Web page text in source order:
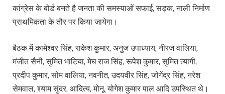
कांग्रेस के बोर्ड बनते है जनता की समस्याओं सफाई, सड़क, नाली निर्माण
प्राथमिकता के तौर पर किया जायेगा।
बैठक में कामेश्वर सिंह, राकेश कुमार, अनुज उपाध्याय, नीरज वालिया,
मंजीत सैनी, सुमित भाटिया, मेघ राज सिंह, रूपेश कुमार, सुमित त्यागी,
प्रदीप कुमार, सोम वालिया, नवनीत, उदयवीर सिंह, जोगेंद्र सिंह, नरेश
सेमवाल, श्याम सुंदर, आदित्य, मोनू, योगेश कुमार पाल आदि उपस्थित थे।